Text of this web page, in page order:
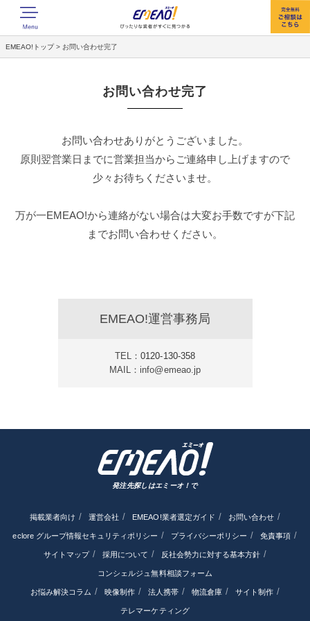
EMEAO!トップ> お問い合わせ完了
お問い合わせ完了
お問い合わせありがとうございました。
原則翌営業日までに営業担当からご連絡申し上げますので
少々お待ちくださいませ。
万が一EMEAO!から連絡がない場合は大変お手数ですが下記
までお問い合わせください。
EMEAO!運営事務局
TEL：0120-130-358
MAIL：info@emeao.jp
発注先探しはエミーオ！で
掲載業者向け 運営会社 EMEAO!業者選定ガイド お問い合わせ
eclore グループ情報セキュリティポリシー プライバシーポリシー 免責事項
サイトマップ 採用について 反社会勢力に対する基本方針
コンシェルジュ無料相談フォーム
お悩み解決コラム 映像制作 法人携帯 物流倉庫 サイト制作
テレマーケティング